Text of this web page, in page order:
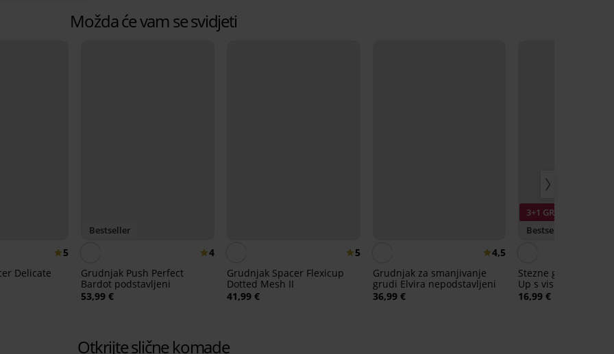
Možda će vam se svidjeti
5
Delicate
Bestseller
4
Grudnjak Push Perfect
Bardot podstavljeni
53,99 €
5
Grudnjak Spacer Flexicup
Dotted Mesh II
41,99 €
4,5
Grudnjak za smanjivanje
grudi Elvira nepodstavljeni
36,99 €
3+1 GRATIS
Bestseller
Stezne gaćice
Up s visokim
16,99 €
Otkrijte slične komade